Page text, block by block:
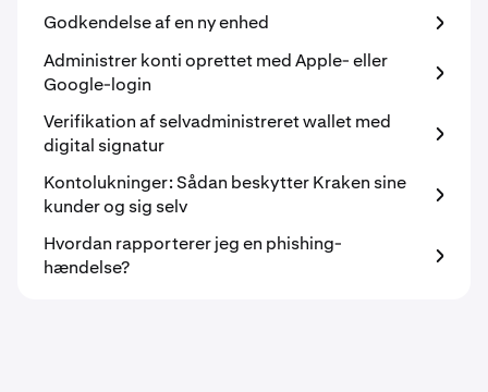
Godkendelse af en ny enhed
Administrer konti oprettet med Apple- eller
Google-login
Verifikation af selvadministreret wallet med
digital signatur
Kontolukninger: Sådan beskytter Kraken sine
kunder og sig selv
Hvordan rapporterer jeg en phishing-
hændelse?